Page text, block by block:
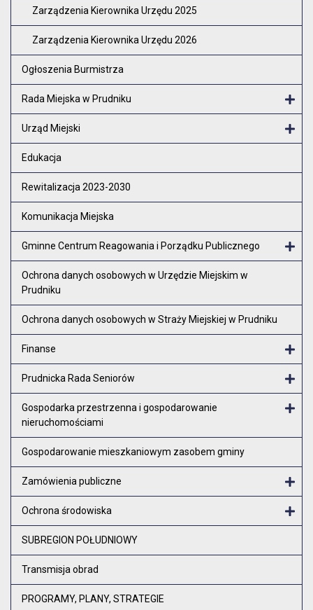
Zarządzenia Kierownika Urzędu 2025
Zarządzenia Kierownika Urzędu 2026
Ogłoszenia Burmistrza
Rada Miejska w Prudniku
Urząd Miejski
Edukacja
Rewitalizacja 2023-2030
Komunikacja Miejska
Gminne Centrum Reagowania i Porządku Publicznego
Ochrona danych osobowych w Urzędzie Miejskim w
Prudniku
Ochrona danych osobowych w Straży Miejskiej w Prudniku
Finanse
Prudnicka Rada Seniorów
Gospodarka przestrzenna i gospodarowanie
nieruchomościami
Gospodarowanie mieszkaniowym zasobem gminy
Zamówienia publiczne
Ochrona środowiska
SUBREGION POŁUDNIOWY
Transmisja obrad
PROGRAMY, PLANY, STRATEGIE